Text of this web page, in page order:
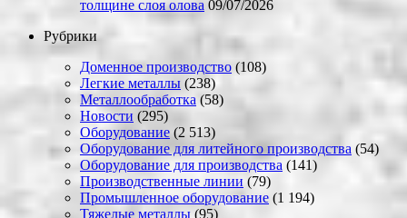
толщине слоя олова 09/07/2026
Рубрики
Доменное производство (108)
Легкие металлы (238)
Металлообработка (58)
Новости (295)
Оборудование (2 513)
Оборудование для литейного производства (54)
Оборудование для производства (141)
Производственные линии (79)
Промышленное оборудование (1 194)
Тяжелые металлы (95)